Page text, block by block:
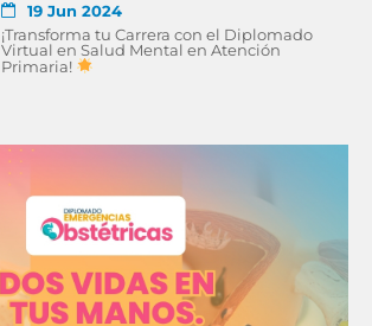
19 Jun 2024
¡Transforma tu Carrera con el Diplomado
Virtual en Salud Mental en Atención
Primaria!